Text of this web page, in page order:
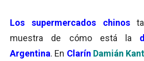
Los supermercados chinos
muestra de cómo está la
Argentina. En Clarín Damián